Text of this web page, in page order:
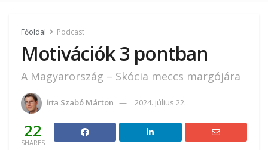
Főoldal Podcast
Motivációk 3 pontban
A Magyarország – Skócia meccs margójára
írta Szabó Márton 2024. július 22.
22
SHARES